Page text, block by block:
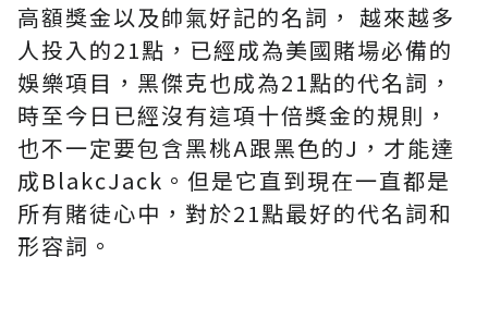
高額獎金以及帥氣好記的名詞， 越來越多
人投入的21點，已經成為美國賭場必備的
娛樂項目，黑傑克也成為21點的代名詞，
時至今日已經沒有這項十倍獎金的規則，
也不一定要包含黑桃A跟黑色的J，才能達
成BlakcJack。但是它直到現在一直都是
所有賭徒心中，對於21點最好的代名詞和
形容詞。